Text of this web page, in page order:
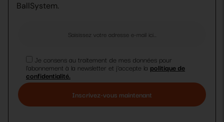
BallSystem.
Je consens au traitement de mes données pour
l'abonnement à la newsletter et j'accepte la politique de
confidentialité.